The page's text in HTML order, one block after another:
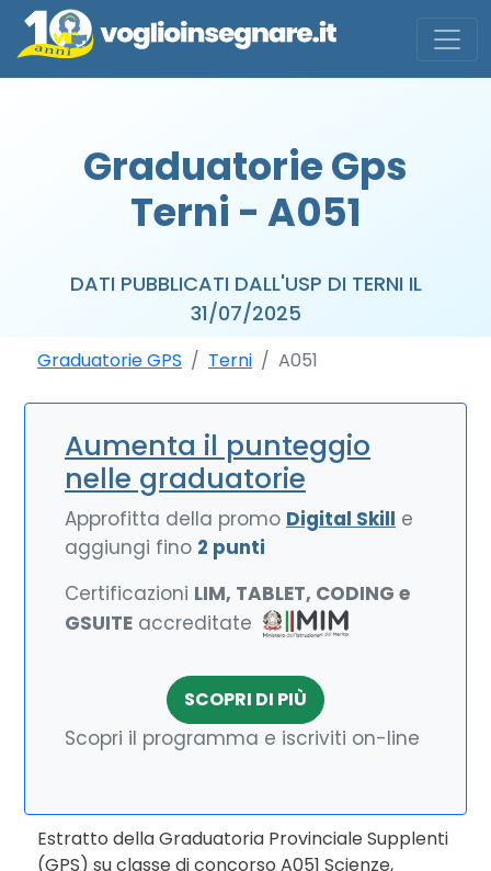
Graduatorie Gps
Terni - A051
DATI PUBBLICATI DALL'USP DI TERNI IL
31/07/2025
Graduatorie GPS Terni A051
Aumenta il punteggio
nelle graduatorie
Approfitta della promo Digital Skill e
aggiungi fino 2 punti
Certificazioni LIM, TABLET, CODING e
GSUITE accreditate
SCOPRI DI PIÙ
Scopri il programma e iscriviti on-line
Estratto della Graduatoria Provinciale Supplenti
(GPS) su classe di concorso A051 Scienze,